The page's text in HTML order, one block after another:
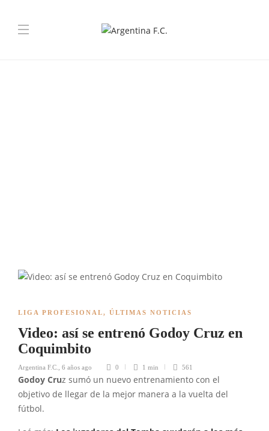
LIGA PROFESIONAL, ÚLTIMAS NOTICIAS
Video: así se entrenó Godoy Cruz en
Coquimbito
Argentina F.C. 6 años ago 0 1 min 561
Godoy Cruz sumó un nuevo entrenamiento con el
objetivo de llegar de la mejor manera a la vuelta del
fútbol.